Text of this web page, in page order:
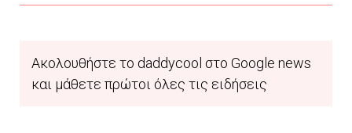
Ακολουθήστε το daddycool στο Google news
και μάθετε πρώτοι όλες τις ειδήσεις